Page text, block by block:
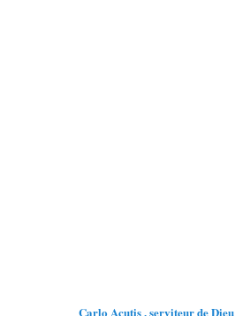
Carlo Acutis , serviteur de Dieu